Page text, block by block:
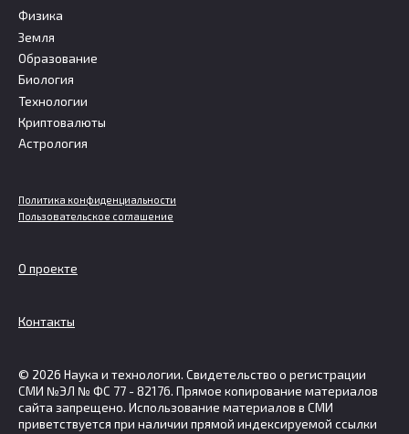
Физика
Земля
Образование
Биология
Технологии
Криптовалюты
Астрология
Политика конфиденциальности
Пользовательское соглашение
О проекте
Контакты
© 2026 Наука и технологии. Свидетельство о регистрации
СМИ №ЭЛ № ФС 77 - 82176. Прямое копирование материалов
сайта запрещено. Использование материалов в СМИ
приветствуется при наличии прямой индексируемой ссылки